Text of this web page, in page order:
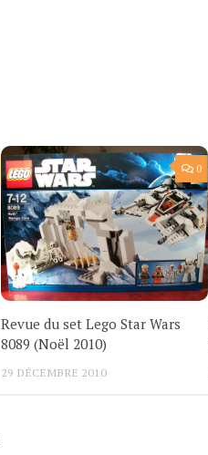
0
Revue du set Lego Star Wars
8089 (Noël 2010)
29 DÉCEMBRE 2010